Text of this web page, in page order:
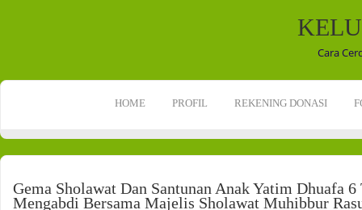
Cara
HOME PROFIL REKENING DONASI
Gema Sholawat Dan Santunan Anak Yatim Dhuafa 6
Mengabdi Bersama Majelis Sholawat Muhibbur